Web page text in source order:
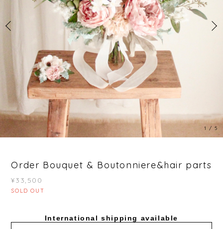
1 /5
Order Bouquet & Boutonniere&hair parts
¥33,500
SOLD OUT
International shipping available